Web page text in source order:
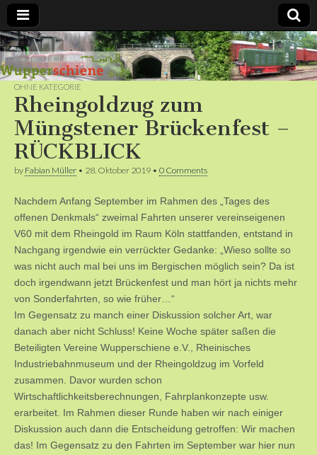
Bergische
Bahnen /
Förderverein
Wupperschiene
e.V.
OHNE KATEGORIE
Rheingoldzug zum
Müngstener Brückenfest –
RÜCKBLICK
by Fabian Müller • 28. Oktober 2019 • 0 Comments
Nachdem Anfang September im Rahmen des „Tages des
offenen Denkmals“ zweimal Fahrten unserer vereinseigenen
V60 mit dem Rheingold im Raum Köln stattfanden, entstand in
Nachgang irgendwie ein verrückter Gedanke: „Wieso sollte so
was nicht auch mal bei uns im Bergischen möglich sein? Da ist
doch irgendwann jetzt Brückenfest und man hört ja nichts mehr
von Sonderfahrten, so wie früher…“
Im Gegensatz zu manch einer Diskussion solcher Art, war
danach aber nicht Schluss! Keine Woche später saßen die
Beteiligten Vereine Wupperschiene e.V., Rheinisches
Industriebahnmuseum und der Rheingoldzug im Vorfeld
zusammen. Davor wurden schon
Wirtschaftlichkeitsberechnungen, Fahrplankonzepte usw.
erarbeitet. Im Rahmen dieser Runde haben wir nach einiger
Diskussion auch dann die Entscheidung getroffen: Wir machen
das! Im Gegensatz zu den Fahrten im September war hier nun